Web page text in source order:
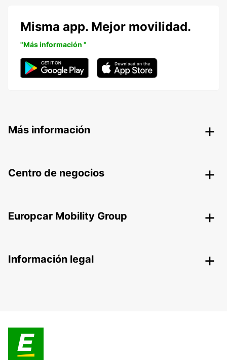
Misma app. Mejor movilidad.
"Más información "
Más información
Centro de negocios
Europcar Mobility Group
Información legal